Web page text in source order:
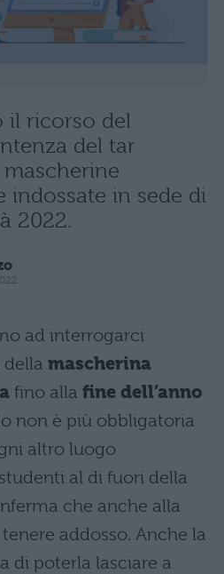
il ricorso del
del tar
indossate in sede di
2022.
ad interrogarci
della mascherina
fino alla fine dell’anno
non è più obbligatoria
altro luogo
al di fuori della
che anche alla
addosso. Anche la
di poterla lasciare a